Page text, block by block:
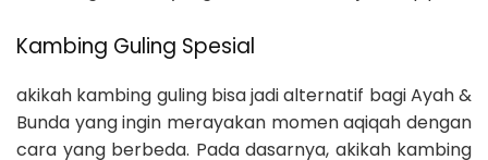
Kambing Guling Spesial
akikah kambing guling bisa jadi alternatif bagi Ayah &
Bunda yang ingin merayakan momen aqiqah dengan
cara yang berbeda. Pada dasarnya, akikah kambing